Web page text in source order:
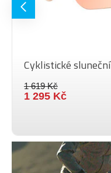
Cyklistické
1 619 Kč
1 295 Kč